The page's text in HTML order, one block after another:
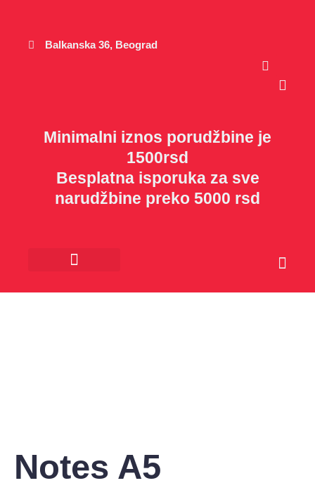
садржајBalkanska 36, Beograd
Cart
Minimalni iznos porudžbine je
1500rsd
Besplatna isporuka za sve
narudžbine preko 5000 rsd
Cart
Notes A5